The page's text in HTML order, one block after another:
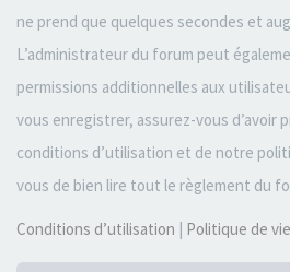
ne prend que quelques secondes et
L’administrateur du forum peut
permissions additionnelles aux
vous enregistrer, assurez-vous d’avoir
conditions d’utilisation et de notre
vous de bien lire tout le règlement du
Conditions d’utilisation | Politique de